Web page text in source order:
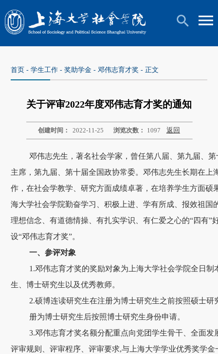
首页 -学生工作 -奖助学金 -邓伟志育才奖 - 正文
关于评审2022年度邓伟志育才奖的通知
创建时间： 2022-11-25 浏览次数： 1097 返回
邓伟志先生，著名社会学家，曾任第八届、第九届、
主席，第九届、第十届全国政协常委。邓伟志先生长期在上
作，在社会学教学、研究方面成绩卓著，在培养学生方面硕
海大学社会学院勤奋学习、积极上进、学有所成、报效祖国
理想信念、有道德情操、有扎实学识、有仁爱之心的“四有”
设“邓伟志育才奖”。
一、参评对象
1.邓伟志育才奖的奖励对象为上海大学社会学院全日制
生、博士研究生以及优秀教师。
2.硕博连读研究生在注册为博士研究生之前按照硕士研
册为博士研究生后按照博士研究生身份申请。
3.邓伟志育才奖名额分配重点向党团学生骨干、全面发
评审规则、评审程序、评审要求,与上海大学学业优秀奖学金